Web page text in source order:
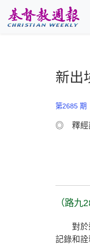
新出
第2685 期
◎ 釋經
（路九
對於這
記錄和